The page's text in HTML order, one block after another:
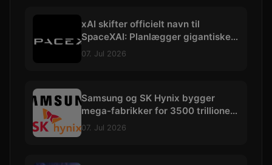
xAI skifter officielt navn til
SpaceXAI: Planlægger gigantiske
datacentre i rummet
07. Jul 2026
Samsung og SK Hynix bygger
mega-fabrikker for 3500 trillioner
kroner
07. Jul 2026